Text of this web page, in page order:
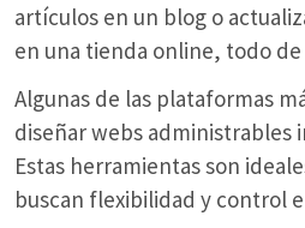
artículos en un blog o
en una tienda online, todo
Algunas de las plataformas
diseñar webs administrables
Estas herramientas son
buscan flexibilidad y control